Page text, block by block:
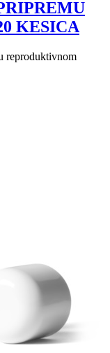
KESICA
reproduktivnom